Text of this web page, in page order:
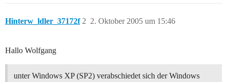
Hinterw_ldler_37172f 2. Oktober 2005 um 15:46
2
Hallo Wolfgang
unter Windows XP (SP2) verabschiedet sich der Windows